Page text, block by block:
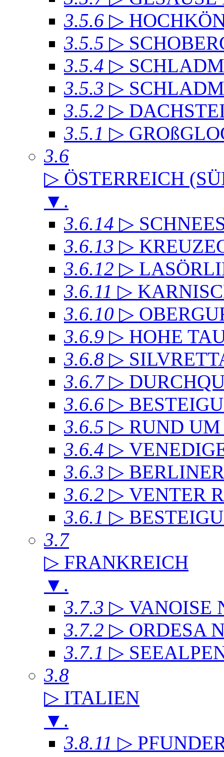
3.5.6 ▷
3.5.5 ▷
3.5.4 ▷
3.5.3 ▷
3.5.2 ▷
3.5.1 ▷
3.6
▷ ÖSTERREICH
▼ .
3.6.14 ▷
3.6.13 ▷
3.6.12 ▷
3.6.11 ▷
3.6.10 ▷
3.6.9 ▷ HOHE
3.6.8 ▷
3.6.7 ▷
3.6.6 ▷
3.6.5 ▷ RUND
3.6.4 ▷
3.6.3 ▷
3.6.2 ▷ VENTER
3.6.1 ▷
3.7
▷ FRANKREICH
▼ .
3.7.3 ▷ VANOISE
3.7.2 ▷ ORDESA
3.7.1 ▷
3.8
▷ ITALIEN
▼ .
3.8.11 ▷